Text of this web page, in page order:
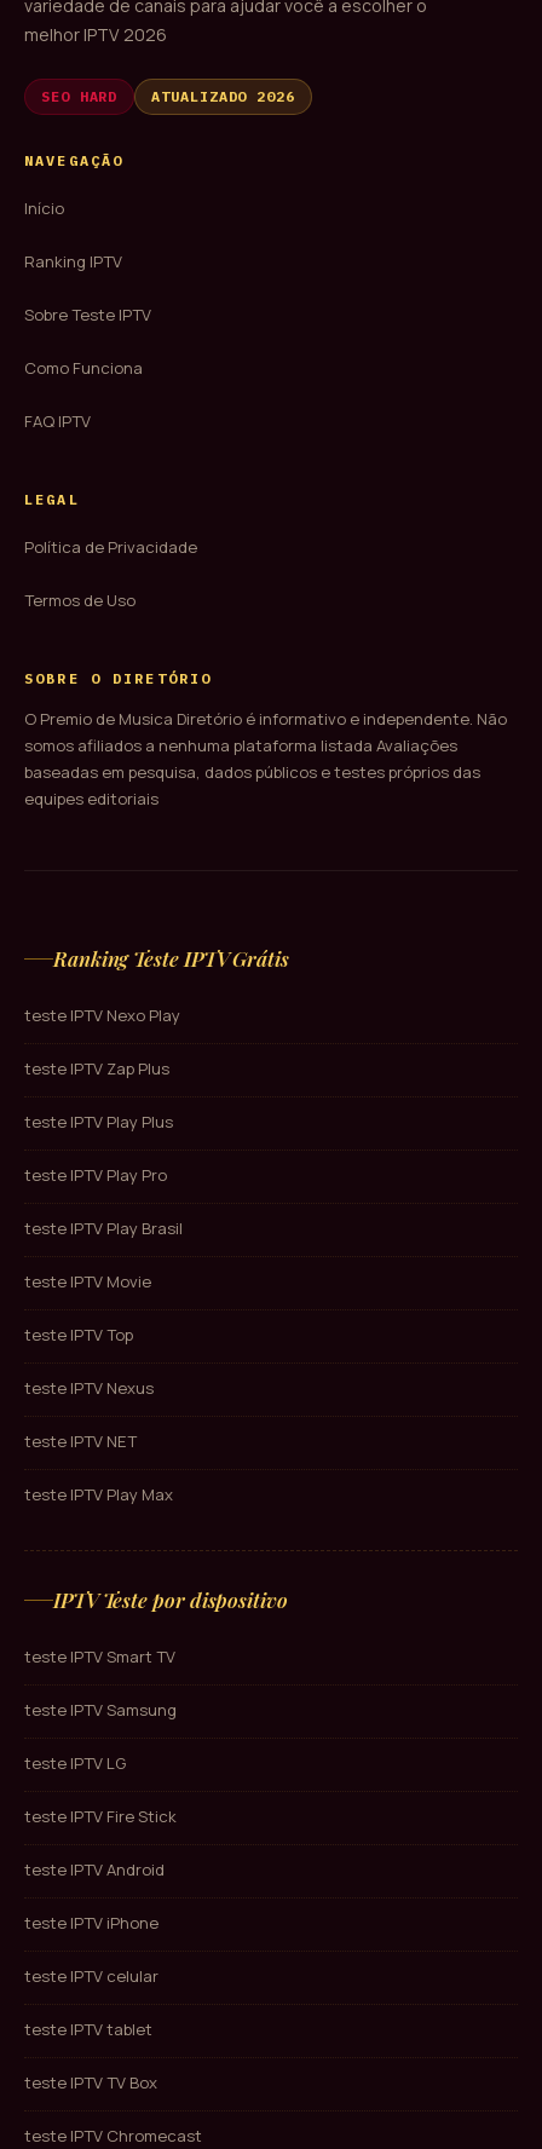
variedade de canais para ajudar você a escolher o
melhor IPTV 2026
SEO HARD ATUALIZADO 2026
NAVEGAÇÃO
Início
Ranking IPTV
Sobre Teste IPTV
Como Funciona
FAQ IPTV
LEGAL
Política de Privacidade
Termos de Uso
SOBRE O DIRETÓRIO
O Premio de Musica Diretório é informativo e independente. Não
somos afiliados a nenhuma plataforma listada Avaliações
baseadas em pesquisa, dados públicos e testes próprios das
equipes editoriais
Ranking Teste IPTV Grátis
teste IPTV Nexo Play
teste IPTV Zap Plus
teste IPTV Play Plus
teste IPTV Play Pro
teste IPTV Play Brasil
teste IPTV Movie
teste IPTV Top
teste IPTV Nexus
teste IPTV NET
teste IPTV Play Max
IPTV Teste por dispositivo
teste IPTV Smart TV
teste IPTV Samsung
teste IPTV LG
teste IPTV Fire Stick
teste IPTV Android
teste IPTV iPhone
teste IPTV celular
teste IPTV tablet
teste IPTV TV Box
teste IPTV Chromecast